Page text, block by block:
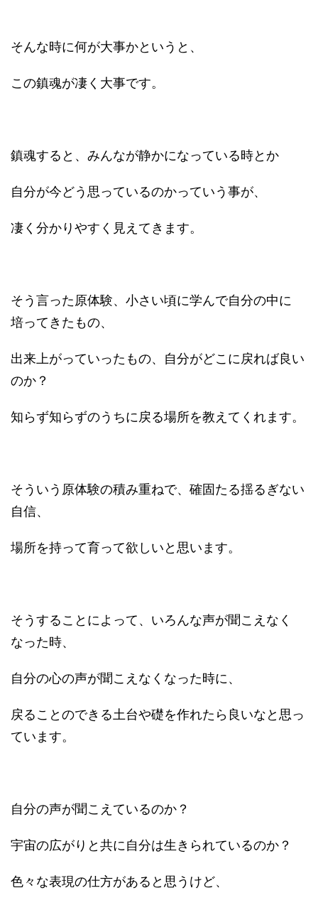
そんな時に何が大事かというと、
この鎮魂が凄く大事です。
鎮魂すると、みんなが静かになっている時とか
自分が今どう思っているのかっていう事が、
凄く分かりやすく見えてきます。
そう言った原体験、小さい頃に学んで自分の中に
培ってきたもの、
出来上がっていったもの、自分がどこに戻れば良い
のか？
知らず知らずのうちに戻る場所を教えてくれます。
そういう原体験の積み重ねで、確固たる揺るぎない
自信、
場所を持って育って欲しいと思います。
そうすることによって、いろんな声が聞こえなく
なった時、
自分の心の声が聞こえなくなった時に、
戻ることのできる土台や礎を作れたら良いなと思っ
ています。
自分の声が聞こえているのか？
宇宙の広がりと共に自分は生きられているのか？
色々な表現の仕方があると思うけど、